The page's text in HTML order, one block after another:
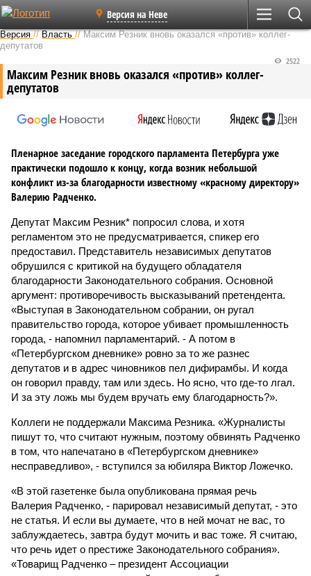
Версия на Неве
Версия //Власть //Максим Резник вновь оказался «против» коллег-
депутатов
Максим Резник вновь оказался «против» коллег-
депутатов
2522
Пленарное заседание городского парламента Петербурга уже
практически подошло к концу, когда возник небольшой
конфликт из-за благодарности известному «красному директору»
Валерию Радченко.
Депутат Максим Резник* попросил слова, и хотя
регламентом это не предусматривается, спикер его
предоставил. Представитель независимых депутатов
обрушился с критикой на будущего обладателя
благодарности Законодательного собрания. Основной
аргумент: противоречивость высказываний претендента.
«Выступая в Законодательном собрании, он ругал
правительство города, которое убивает промышленность
города, - напомнил парламентарий. - А потом в
«Петербургском дневнике» ровно за то же разнес
депутатов и в адрес чиновников пел дифирамбы. И когда
он говорил правду, там или здесь. Но ясно, что где-то лгал.
И за эту ложь мы будем вручать ему благодарность?».
Коллеги не поддержали Максима Резника. «Журналисты
пишут то, что считают нужным, поэтому обвинять Радченко
в том, что напечатано в «Петербургском дневнике»
несправедливо», - вступился за юбиляра Виктор Ложечко.
«В этой газетенке была опубликована прямая речь
Валерия Радченко, - парировал независимый депутат, - это
не статья. И если вы думаете, что в ней мочат не вас, то
заблуждаетесь, завтра будут мочить и вас тоже. Я считаю,
что речь идет о престиже Законодательного собрания».
«Товарищ Радченко – президент Ассоциации